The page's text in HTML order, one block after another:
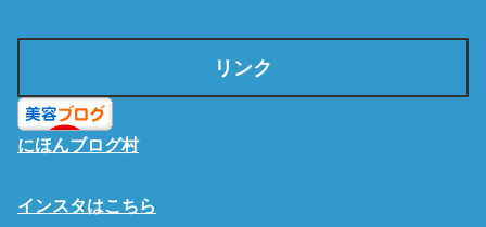
リンク
にほんブログ村
インスタはこちら